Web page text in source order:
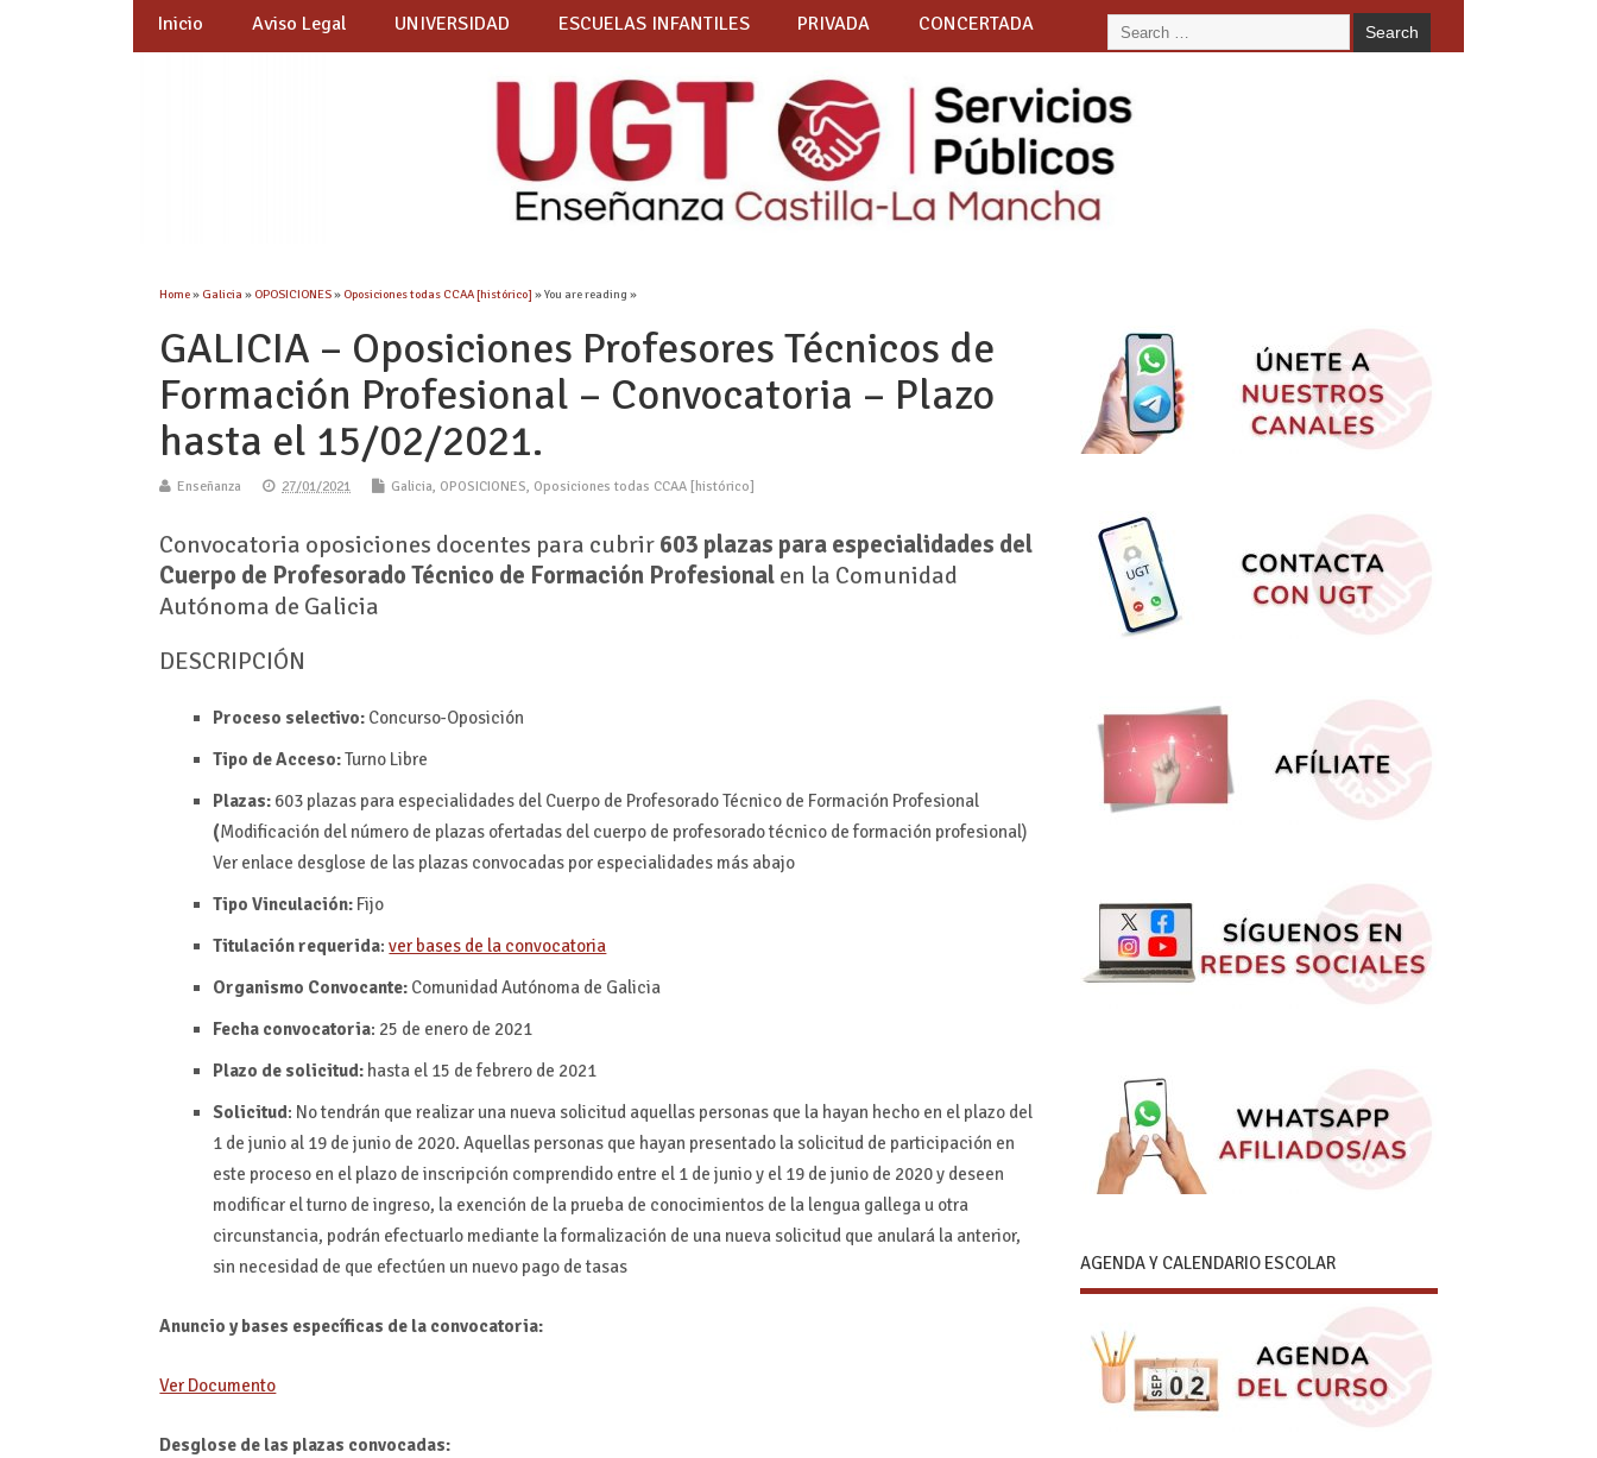
Inicio Aviso Legal UNIVERSIDAD ESCUELAS INFANTILES PRIVADA CONCERTADA
Home» Galicia » OPOSICIONES» Oposiciones todas CCAA [histórico] » You are reading »
GALICIA – Oposiciones Profesores Técnicos de
Formación Profesional – Convocatoria – Plazo
hasta el 15/02/2021.
Enseñanza 27/01/2021 Galicia, OPOSICIONES, Oposiciones todas CCAA [histórico]
Convocatoria oposiciones docentes para cubrir 603 plazas para especialidades del
Cuerpo de Profesorado Técnico de Formación Profesional en la Comunidad
Autónoma de Galicia
DESCRIPCIÓN
Proceso selectivo: Concurso-Oposición
Tipo de Acceso:Turno Libre
Plazas: 603 plazas para especialidades del Cuerpo de Profesorado Técnico de Formación Profesional
(Modificación del número de plazas ofertadas del cuerpo de profesorado técnico de formación profesional)
Ver enlace desglose de las plazas convocadas por especialidades más abajo
Tipo Vinculación: Fijo
Titulación requerida:ver bases de la convocatoria
Organismo Convocante: Comunidad Autónoma de Galicia
Fecha convocatoria: 25 de enero de 2021
Plazo de solicitud: hasta el 15 de febrero de 2021
Solicitud: No tendrán que realizar una nueva solicitud aquellas personas que la hayan hecho en el plazo del
1 de junio al 19 de junio de 2020. Aquellas personas que hayan presentado la solicitud de participación en
este proceso en el plazo de inscripción comprendido entre el 1 de junio y el 19 de junio de 2020 y deseen
modificar el turno de ingreso, la exención de la prueba de conocimientos de la lengua gallega u otra
circunstancia, podrán efectuarlo mediante la formalización de una nueva solicitud que anulará la anterior,
sin necesidad de que efectúen un nuevo pago de tasas
Anuncio y bases específicas de la convocatoria:
Ver Documento
Desglose de las plazas convocadas:
AGENDA Y CALENDARIO ESCOLAR